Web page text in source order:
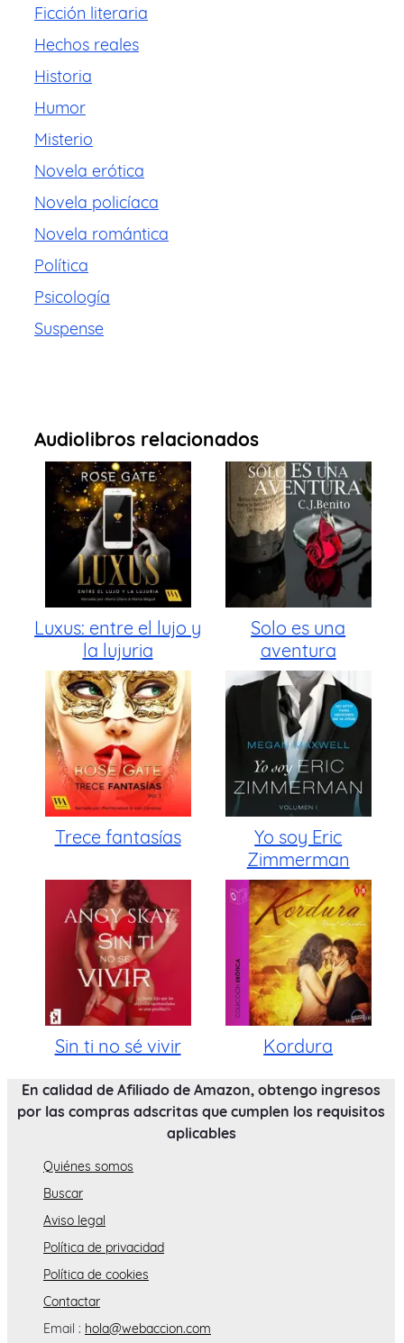
Ficción literaria
Hechos reales
Historia
Humor
Misterio
Novela erótica
Novela policíaca
Novela romántica
Política
Psicología
Suspense
Audiolibros relacionados
Luxus: entre el lujo y
la lujuria
Solo es una
aventura
Trece fantasías
Yo soy Eric
Zimmerman
Sin ti no sé vivir Kordura
En calidad de Afiliado de Amazon, obtengo ingresos
por las compras adscritas que cumplen los requisitos
aplicables
Quiénes somos
Buscar
Aviso legal
Política de privacidad
Política de cookies
Contactar
Email : hola@webaccion.com